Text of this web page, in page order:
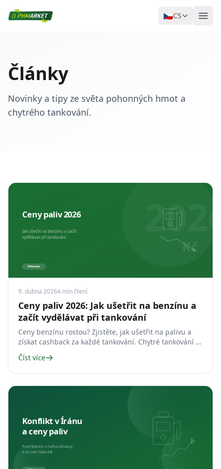
🇨🇿CS
Články
Novinky a tipy ze světa pohonných hmot a
chytrého tankování.
9. dubna 20264 min čtení
Ceny paliv 2026: Jak ušetřit na benzínu a
začít vydělávat při tankování
Ceny benzínu rostou? Zjistěte, jak ušetřit na palivu a
získat cashback za každé tankování. Chytré tankování v
roce 2026.
Číst více